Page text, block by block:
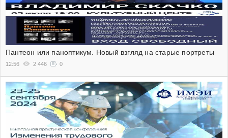
Пантеон или паноптикум. Новый взгляд на старые портреты
12:56 2 446 0